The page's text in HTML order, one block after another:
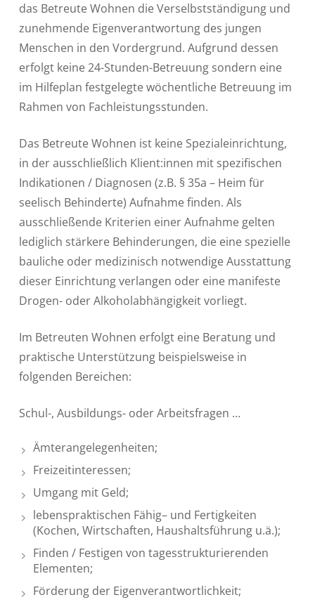
das Betreute Wohnen die Verselbstständigung und
zunehmende Eigenverantwortung des jungen
Menschen in den Vordergrund. Aufgrund dessen
erfolgt keine 24-Stunden-Betreuung sondern eine
im Hilfeplan festgelegte wöchentliche Betreuung im
Rahmen von Fachleistungsstunden.
Das Betreute Wohnen ist keine Spezialeinrichtung,
in der ausschließlich Klient:innen mit spezifischen
Indikationen / Diagnosen (z.B. § 35a – Heim für
seelisch Behinderte) Aufnahme finden. Als
ausschließende Kriterien einer Aufnahme gelten
lediglich stärkere Behinderungen, die eine spezielle
bauliche oder medizinisch notwendige Ausstattung
dieser Einrichtung verlangen oder eine manifeste
Drogen- oder Alkoholabhängigkeit vorliegt.
Im Betreuten Wohnen erfolgt eine Beratung und
praktische Unterstützung beispielsweise in
folgenden Bereichen:
Schul-, Ausbildungs- oder Arbeitsfragen …
Ämterangelegenheiten;
Freizeitinteressen;
Umgang mit Geld;
lebenspraktischen Fähig– und Fertigkeiten
(Kochen, Wirtschaften, Haushaltsführung u.ä.);
Finden / Festigen von tagesstrukturierenden
Elementen;
Förderung der Eigenverantwortlichkeit;